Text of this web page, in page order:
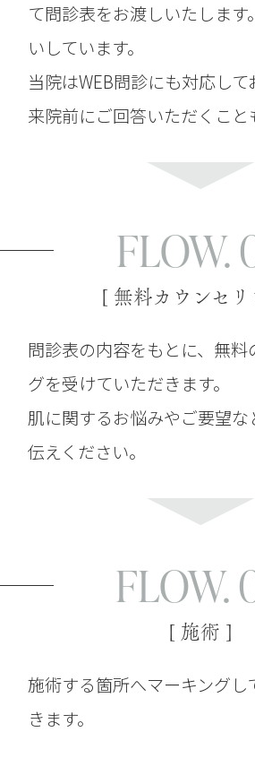
て問診表をお渡しいたしま
いしています。
当院はWEB問診にも対応して
来院前にご回答いただくこと
FLOW.
[ 無料カウンセリ
問診表の内容をもとに、無料
グを受けていただきます。
肌に関するお悩みやご要望な
伝えください。
FLOW.
[ 施術 ]
施術する箇所へマーキングし
きます。